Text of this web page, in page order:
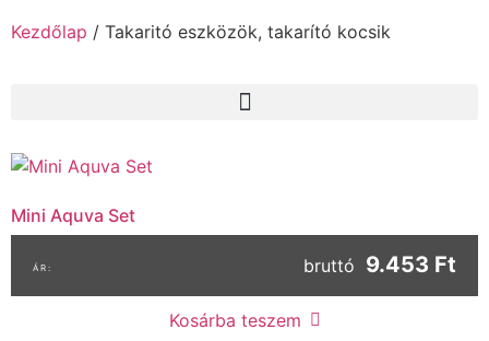
Kezdőlap / Takaritó eszközök, takarító kocsik
Mini Aquva Set
bruttó 9.453 Ft
Kosárba teszem